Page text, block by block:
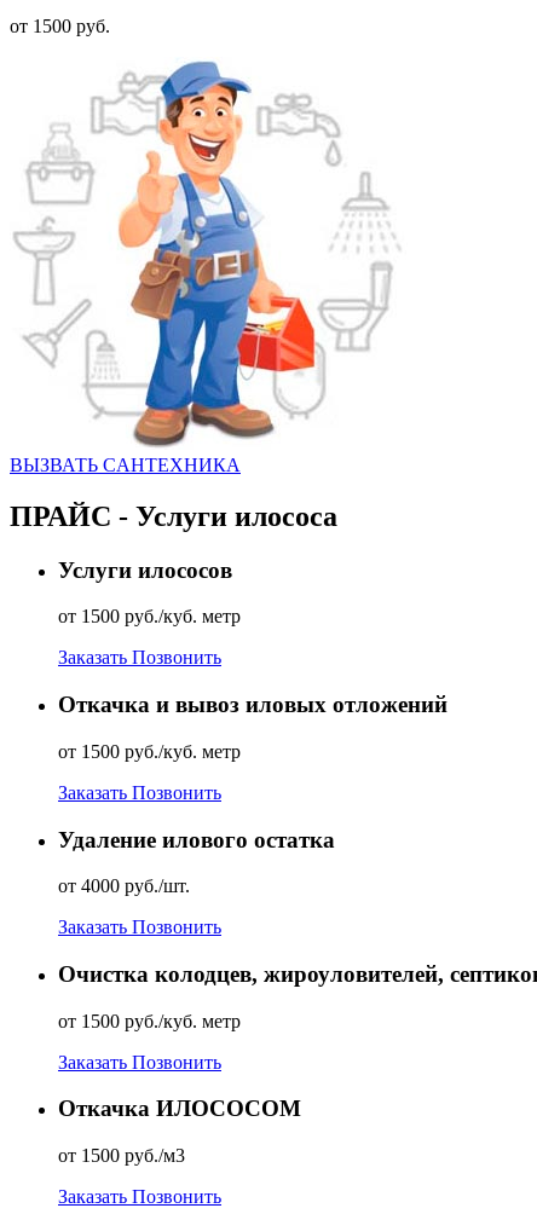
от 1500 руб.
ВЫЗВАТЬ CАНТЕХНИКА
ПРАЙС - Услуги илососа
Услуги илососов
от 1500 руб./куб. метр
Заказать Позвонить
Откачка и вывоз иловых отложений
от 1500 руб./куб. метр
Заказать Позвонить
Удаление илового остатка
от 4000 руб./шт.
Заказать Позвонить
Очистка колодцев, жироуловителей,
от 1500 руб./куб. метр
Заказать Позвонить
Откачка ИЛОСОСОМ
от 1500 руб./м3
Заказать Позвонить